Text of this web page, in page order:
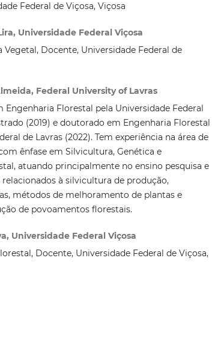
Federal de Viçosa, Viçosa
Universidade Federal Viçosa
Docente, Universidade Federal de
Federal University of Lavras
Engenharia Florestal pela Universidade Federal
(2019) e doutorado em Engenharia Florestal
de Lavras (2022). Tem experiência na área de
ênfase em Silvicultura, Genética e
atuando principalmente no ensino pesquisa e
à silvicultura de produção,
métodos de melhoramento de plantas e
de povoamentos florestais.
Universidade Federal Viçosa
Docente, Universidade Federal de Viçosa,